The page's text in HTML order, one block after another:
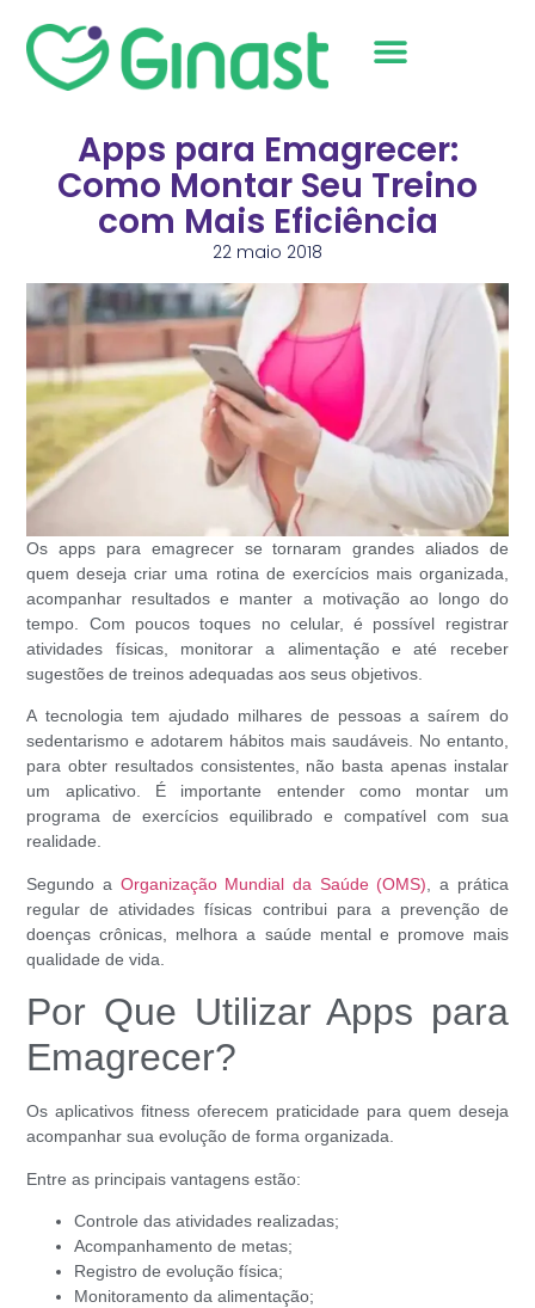
Apps para Emagrecer:
Como Montar Seu Treino
com Mais Eficiência
22 maio 2018
Os apps para emagrecer se tornaram grandes aliados de
quem deseja criar uma rotina de exercícios mais organizada,
acompanhar resultados e manter a motivação ao longo do
tempo. Com poucos toques no celular, é possível registrar
atividades físicas, monitorar a alimentação e até receber
sugestões de treinos adequadas aos seus objetivos.
A tecnologia tem ajudado milhares de pessoas a saírem do
sedentarismo e adotarem hábitos mais saudáveis. No entanto,
para obter resultados consistentes, não basta apenas instalar
um aplicativo. É importante entender como montar um
programa de exercícios equilibrado e compatível com sua
realidade.
Segundo a Organização Mundial da Saúde (OMS) , a prática
regular de atividades físicas contribui para a prevenção de
doenças crônicas, melhora a saúde mental e promove mais
qualidade de vida.
Por Que Utilizar Apps para
Emagrecer?
Os aplicativos fitness oferecem praticidade para quem deseja
acompanhar sua evolução de forma organizada.
Entre as principais vantagens estão:
Controle das atividades realizadas;
Acompanhamento de metas;
Registro de evolução física;
Monitoramento da alimentação;